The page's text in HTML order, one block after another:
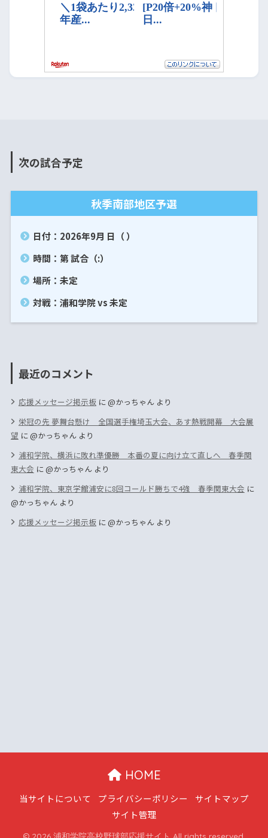
次の試合予定
秋季南部地区予選
日付：2026年9月 日（ ）
時間：第 試合（:）
場所：未定
対戦：浦和学院 vs 未定
最近のコメント
応援メッセージ掲示板に@かっちゃんより
栄冠の先 夢舞台懸け 全国選手権埼玉大会、あす熱戦開幕 大会展
望 に@かっちゃんより
浦和学院、横浜に敗れ準優勝 本番の夏に向け立て直しへ 春季関
東大会 に@かっちゃんより
浦和学院、東京学館浦安に8回コールド勝ちで4強 春季関東大会 に
@かっちゃんより
応援メッセージ掲示板に@かっちゃんより
HOME
当サイトについて プライバシーポリシー
サイトマップ
サイト管理
© 2026 浦和学院高校野球部応援サイト All rights reserved.